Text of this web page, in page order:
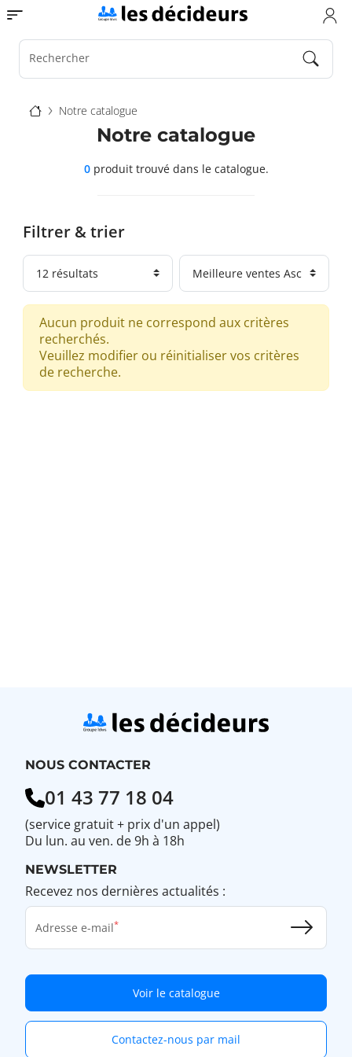
Aller
au
contenu
principal
Toggle navigation
Rechercher
Fil
d'Ariane
Notre catalogue
Filtrer & trier
Notre catalogue
0produit trouvédans le catalogue.
Aucun produit ne correspond aux critères
recherchés.
Veuillez modifier ou réinitialiser vos critères
de recherche.
NOUS CONTACTER
01 43 77 18 04
(service gratuit + prix d'un appel)
Du lun. au ven. de 9h à 18h
NEWSLETTER
Recevez nos dernières actualités :
Adresse e-mail
Voir le catalogue
Contactez-nous par mail